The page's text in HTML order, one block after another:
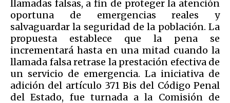
llamadas falsas, a fin de proteger la atención
oportuna de emergencias reales y
salvaguardar la seguridad de la población. La
propuesta establece que la pena se
incrementará hasta en una mitad cuando la
llamada falsa retrase la prestación efectiva de
un servicio de emergencia. La iniciativa de
adición del artículo 371 Bis del Código Penal
del Estado, fue turnada a la Comisión de